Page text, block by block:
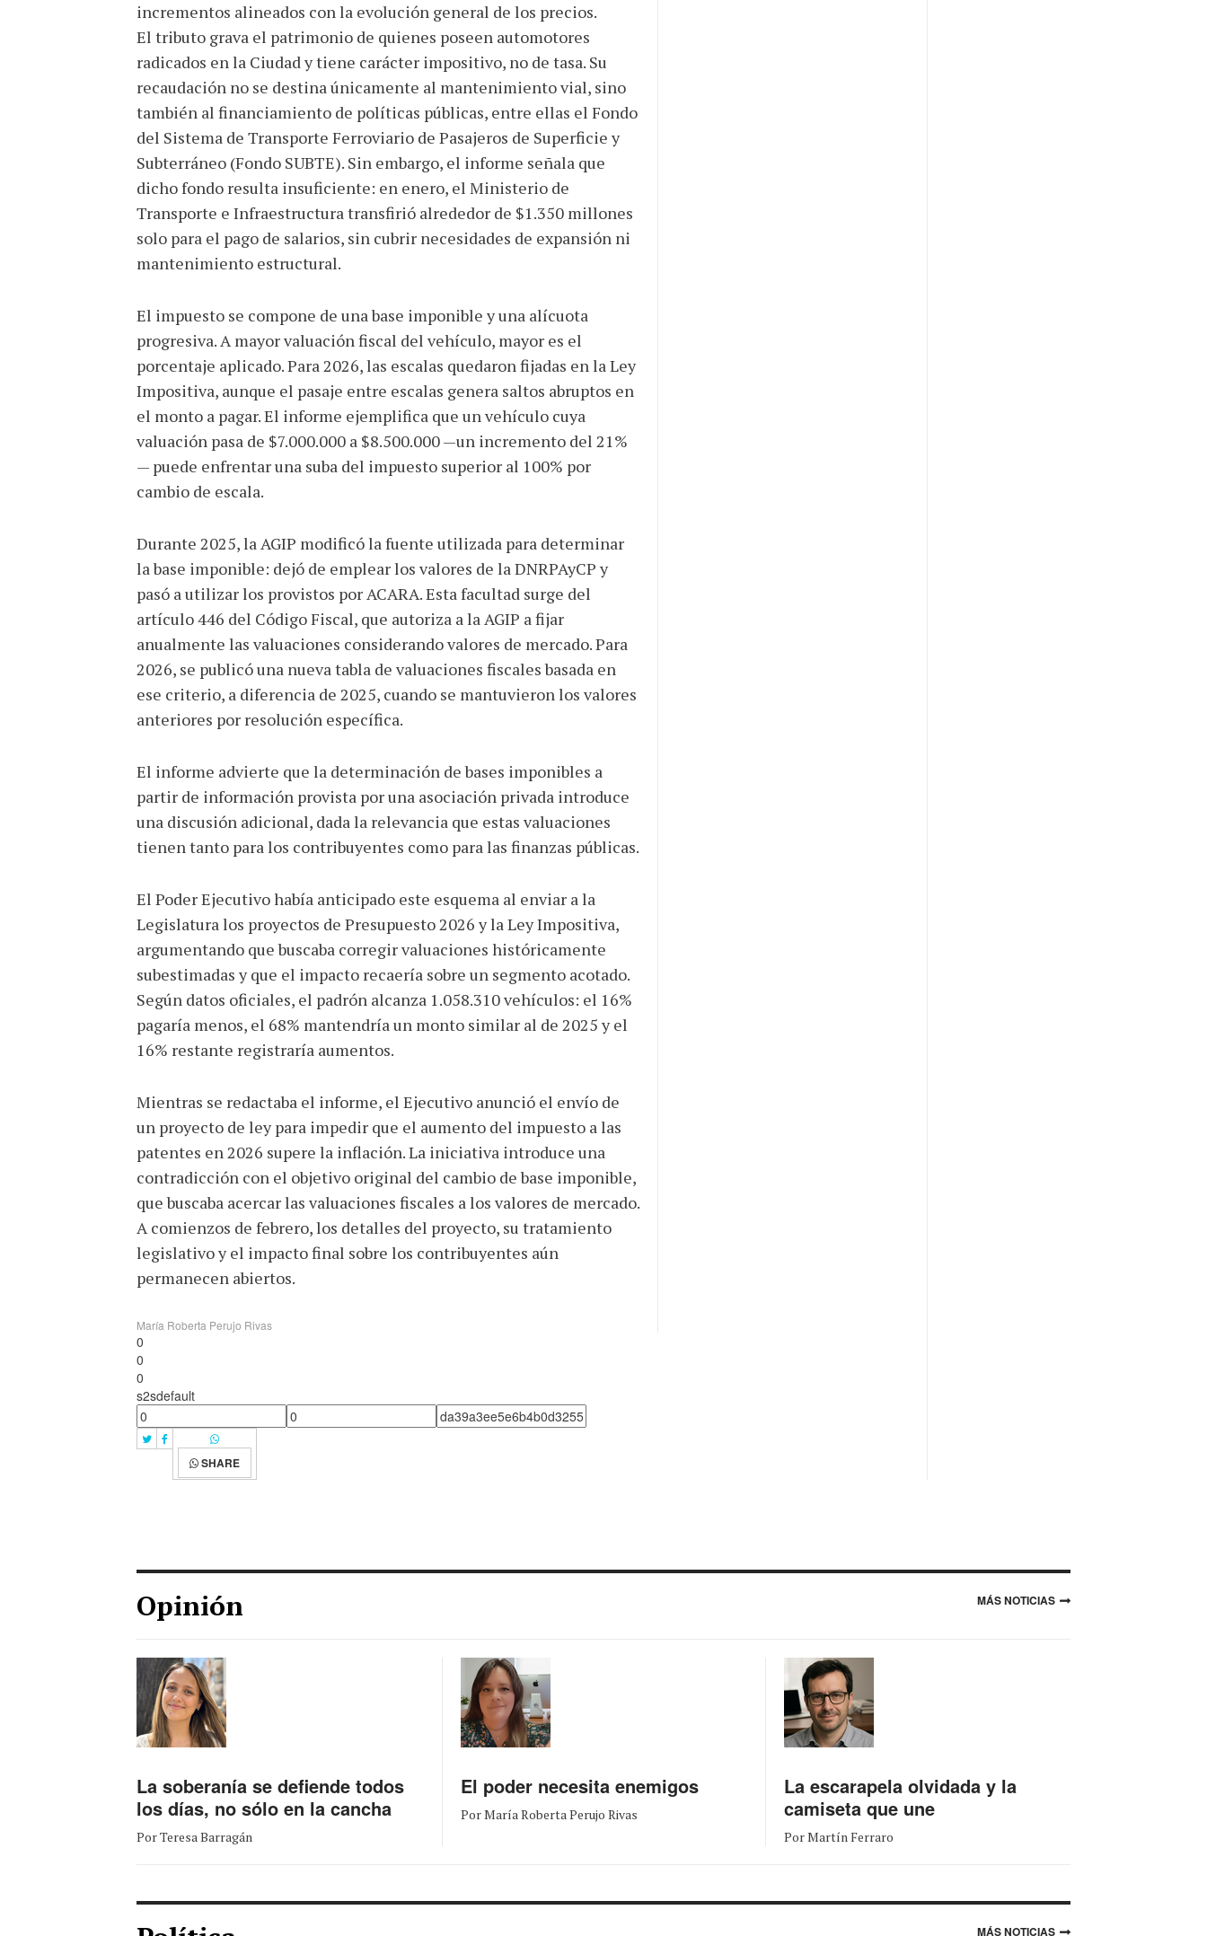
incrementos alineados con la evolución general de los precios.
El tributo grava el patrimonio de quienes poseen automotores
radicados en la Ciudad y tiene carácter impositivo, no de tasa. Su
recaudación no se destina únicamente al mantenimiento vial, sino
también al financiamiento de políticas públicas, entre ellas el Fondo
del Sistema de Transporte Ferroviario de Pasajeros de Superficie y
Subterráneo (Fondo SUBTE). Sin embargo, el informe señala que
dicho fondo resulta insuficiente: en enero, el Ministerio de
Transporte e Infraestructura transfirió alrededor de $1.350 millones
solo para el pago de salarios, sin cubrir necesidades de expansión ni
mantenimiento estructural.
El impuesto se compone de una base imponible y una alícuota
progresiva. A mayor valuación fiscal del vehículo, mayor es el
porcentaje aplicado. Para 2026, las escalas quedaron fijadas en la Ley
Impositiva, aunque el pasaje entre escalas genera saltos abruptos en
el monto a pagar. El informe ejemplifica que un vehículo cuya
valuación pasa de $7.000.000 a $8.500.000 —un incremento del 21%
— puede enfrentar una suba del impuesto superior al 100% por
cambio de escala.
Durante 2025, la AGIP modificó la fuente utilizada para determinar
la base imponible: dejó de emplear los valores de la DNRPAyCP y
pasó a utilizar los provistos por ACARA. Esta facultad surge del
artículo 446 del Código Fiscal, que autoriza a la AGIP a fijar
anualmente las valuaciones considerando valores de mercado. Para
2026, se publicó una nueva tabla de valuaciones fiscales basada en
ese criterio, a diferencia de 2025, cuando se mantuvieron los valores
anteriores por resolución específica.
El informe advierte que la determinación de bases imponibles a
partir de información provista por una asociación privada introduce
una discusión adicional, dada la relevancia que estas valuaciones
tienen tanto para los contribuyentes como para las finanzas públicas.
El Poder Ejecutivo había anticipado este esquema al enviar a la
Legislatura los proyectos de Presupuesto 2026 y la Ley Impositiva,
argumentando que buscaba corregir valuaciones históricamente
subestimadas y que el impacto recaería sobre un segmento acotado.
Según datos oficiales, el padrón alcanza 1.058.310 vehículos: el 16%
pagaría menos, el 68% mantendría un monto similar al de 2025 y el
16% restante registraría aumentos.
Mientras se redactaba el informe, el Ejecutivo anunció el envío de
un proyecto de ley para impedir que el aumento del impuesto a las
patentes en 2026 supere la inflación. La iniciativa introduce una
contradicción con el objetivo original del cambio de base imponible,
que buscaba acercar las valuaciones fiscales a los valores de mercado.
A comienzos de febrero, los detalles del proyecto, su tratamiento
legislativo y el impacto final sobre los contribuyentes aún
permanecen abiertos.
María Roberta Perujo Rivas
0
0
0
s2sdefault
SHARE
Opinión MÁS NOTICIAS
La soberanía se defiende todos
los días, no sólo en la cancha
Por Teresa Barragán
El poder necesita enemigos
Por María Roberta Perujo Rivas
La escarapela olvidada y la
camiseta que une
Por Martín Ferraro
MÁS NOTICIAS